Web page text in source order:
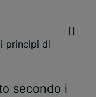
secondo i